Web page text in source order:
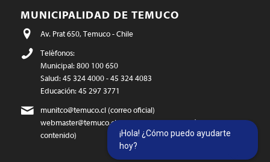
MUNICIPALIDAD DE TEMUCO
Av. Prat 650, Temuco - Chile
Teléfonos:
Municipal: 800 100 650
Salud: 45 324 4000 - 45 324 4083
Educación: 45 297 3771
munitco@temuco.cl(correo oficial)
webmaster@temuco.cl(exclusivo para temas técnicos y de
contenido)
¡Hola! ¿Cómo puedo ayudarte
hoy?